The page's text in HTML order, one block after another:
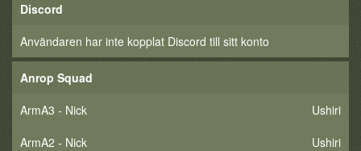
Discord
Användaren har inte kopplat Discord till sitt konto
Anrop Squad
ArmA3 - Nick
Ushiri
ArmA2 - Nick
Ushiri